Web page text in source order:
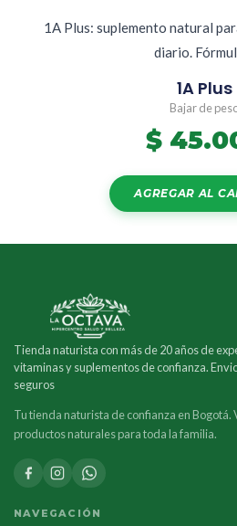
1A Plus: suplemento natural
diario.
1A Plus
Bajar de
$
AGREGAR AL
Tienda naturista con más de 20 años de
vitaminas y suplementos de confianza.
seguros
Tu tienda naturista de confianza en
productos naturales para toda la familia.
NAVEGACIÓN